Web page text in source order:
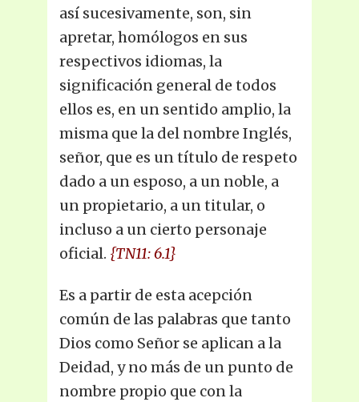
así sucesivamente, son, sin
apretar, homólogos en sus
respectivos idiomas, la
significación general de todos
ellos es, en un sentido amplio, la
misma que la del nombre Inglés,
señor, que es un título de respeto
dado a un esposo, a un noble, a
un propietario, a un titular, o
incluso a un cierto personaje
oficial. {TN11: 6.1}
Es a partir de esta acepción
común de las palabras que tanto
Dios como Señor se aplican a la
Deidad, y no más de un punto de
nombre propio que con la